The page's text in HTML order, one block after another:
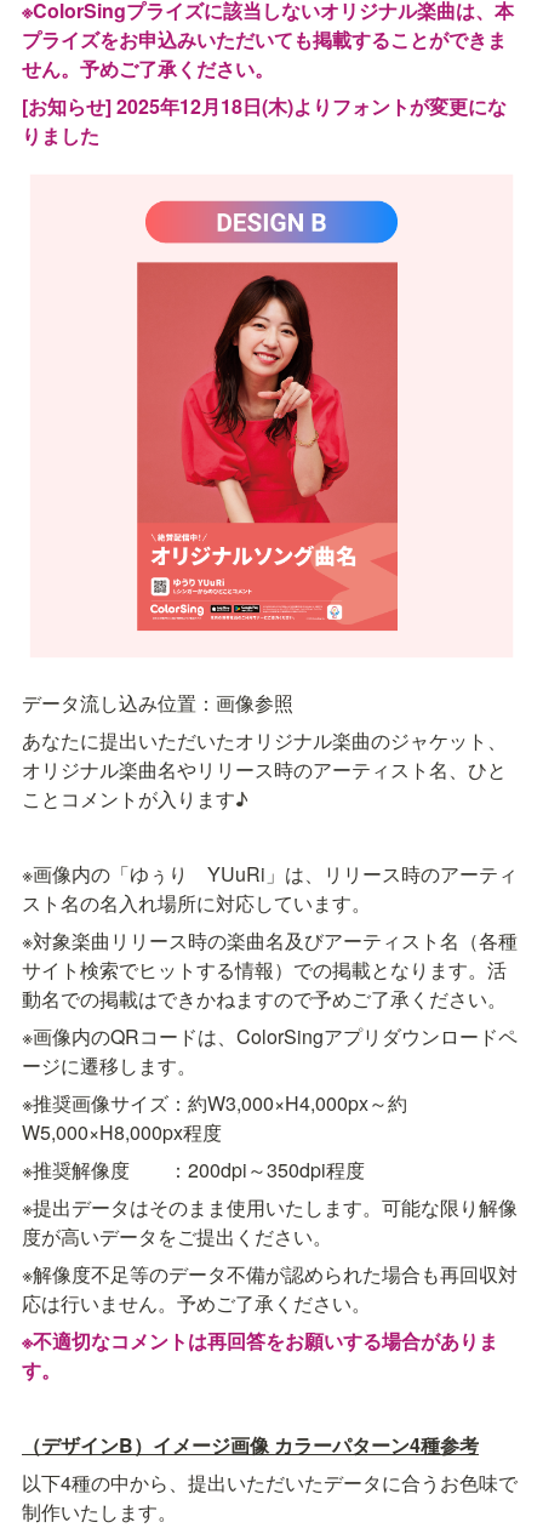
※ColorSingプライズに該当しないオリジナル楽曲は、本
プライズをお申込みいただいても掲載することができま
せん。予めご了承ください。
[お知らせ] 2025年12月18日(木)よりフォントが変更にな
りました
データ流し込み位置：画像参照
あなたに提出いただいたオリジナル楽曲のジャケット、
オリジナル楽曲名やリリース時のアーティスト名、ひと
ことコメントが入ります♪
※画像内の「ゆぅり　YUuRi」は、リリース時のアーティ
スト名の名入れ場所に対応しています。
※対象楽曲リリース時の楽曲名及びアーティスト名（各種
サイト検索でヒットする情報）での掲載となります。活
動名での掲載はできかねますので予めご了承ください。
※画像内のQRコードは、ColorSingアプリダウンロードペ
ージに遷移します。
※推奨画像サイズ：約W3,000×H4,000px～約
W5,000×H8,000px程度
※推奨解像度　　：200dpi～350dpi程度
※提出データはそのまま使用いたします。可能な限り解像
度が高いデータをご提出ください。
※解像度不足等のデータ不備が認められた場合も再回収対
応は行いません。予めご了承ください。
※不適切なコメントは再回答をお願いする場合がありま
す。
（デザインB）イメージ画像 カラーパターン4種参考
以下4種の中から、提出いただいたデータに合うお色味で
制作いたします。